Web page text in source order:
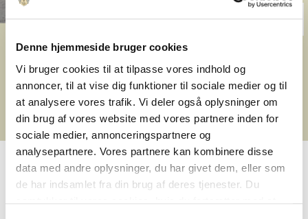
Denne hjemmeside bruger cookies
Vi bruger cookies til at tilpasse vores indhold og
annoncer, til at vise dig funktioner til sociale medier og til
at analysere vores trafik. Vi deler også oplysninger om
din brug af vores website med vores partnere inden for
sociale medier, annonceringspartnere og
analysepartnere. Vores partnere kan kombinere disse
data med andre oplysninger, du har givet dem, eller som
de har indsamlet fra din brug af deres tjenester. Du
Vestergade 58
På Vestergade 58 finder du seks lejeboliger i en
historisk købmandsgård med bindingsværk,
gårdmiljø og en central beliggenhed i Aarhus C.
Bo i en historisk